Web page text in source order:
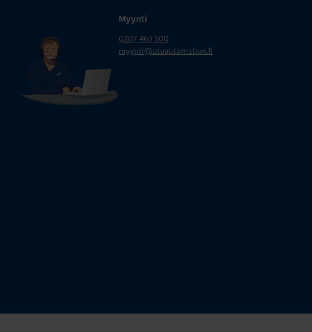
Myynti
0207 463 500
myynti@utuautomation.fi